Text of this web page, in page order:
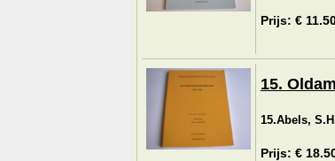
Prijs: €
15.
15.Abels,
Prijs: €